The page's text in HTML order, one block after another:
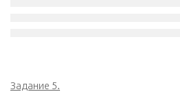
Задание 5.